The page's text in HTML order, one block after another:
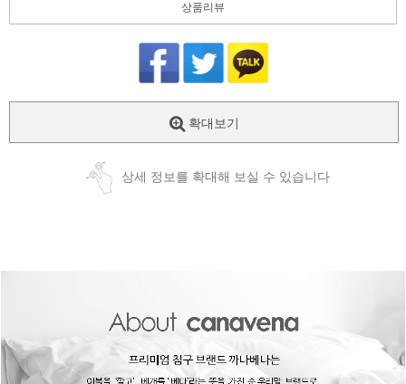
상품리뷰
확대보기
상세 정보를 확대해 보실 수 있습니다